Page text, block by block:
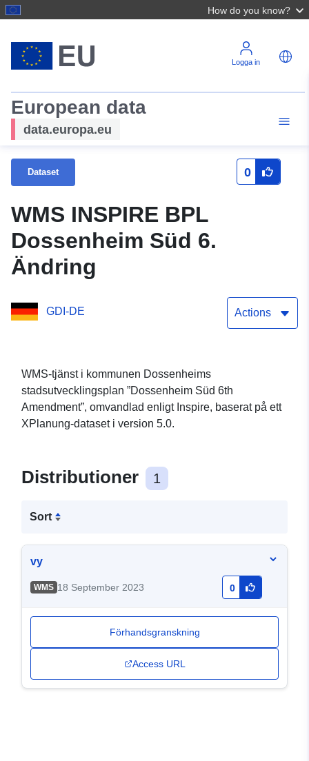
How do you know?
Logga in
European data
data.europa.eu
Dataset 0
WMS INSPIRE BPL
Dossenheim Süd 6.
Ändring
GDI-DE Actions
WMS-tjänst i kommunen Dossenheims
stadsutvecklingsplan ”Dossenheim Süd 6th
Amendment”, omvandlad enligt Inspire, baserat på ett
XPlanung-dataset i version 5.0.
Distributioner 1
Sort
vy
WMS 18 September 2023 0
Förhandsgranskning
Access URL